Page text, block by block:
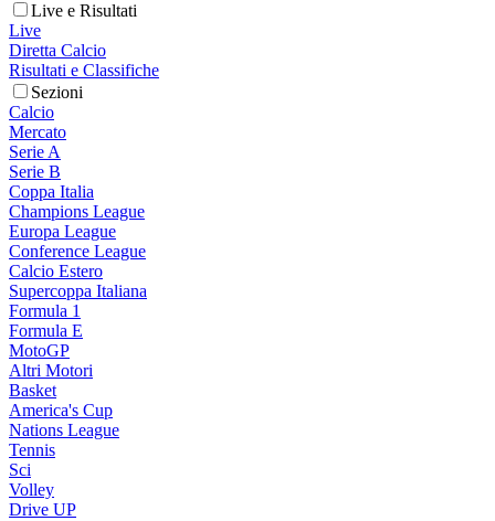
Live e Risultati
Live
Diretta Calcio
Risultati e Classifiche
Sezioni
Calcio
Mercato
Serie A
Serie B
Coppa Italia
Champions League
Europa League
Conference League
Calcio Estero
Supercoppa Italiana
Formula 1
Formula E
MotoGP
Altri Motori
Basket
America's Cup
Nations League
Tennis
Sci
Volley
Drive UP